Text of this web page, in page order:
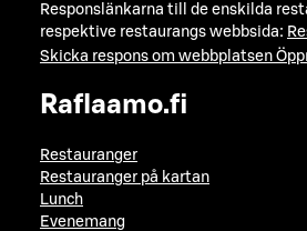
Responslänkarna till de enskilda
respektive restaurangs webbsida:
Skicka respons om webbplatsen
Raflaamo.fi
Restauranger
Restauranger på kartan
Lunch
Evenemang